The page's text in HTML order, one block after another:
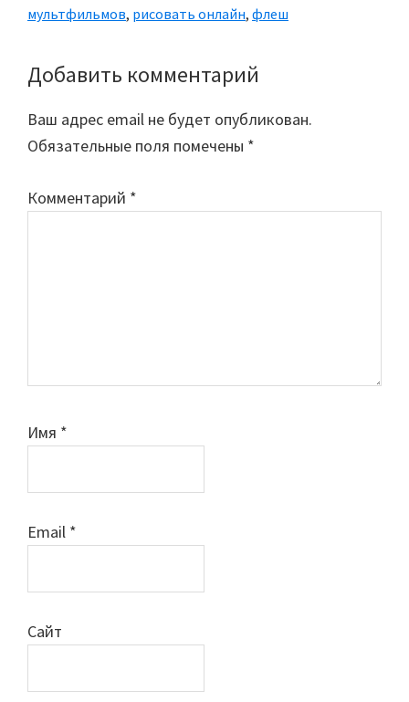
мультфильмов, рисовать онлайн, флеш
Reader
Interactions
Добавить комментарий
Ваш адрес email не будет опубликован.
Обязательные поля помечены *
Комментарий *
Имя *
Email *
Сайт